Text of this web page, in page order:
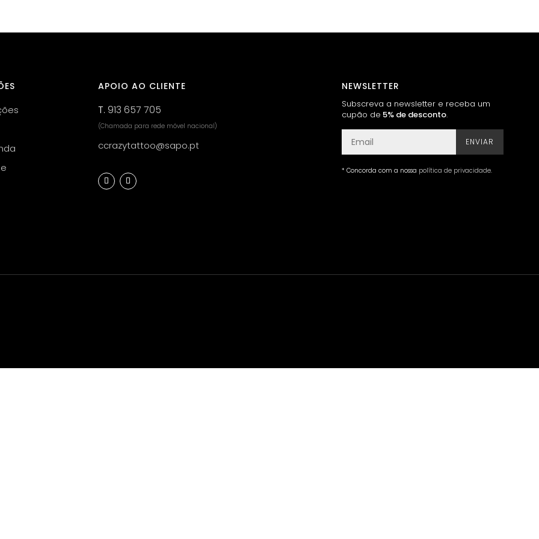
APOIO AO CLIENTE
T. 913 657 705
(Chamada para rede móvel nacional)
ccrazytattoo@sapo.pt
NEWSLETTER
Subscreva a newsletter e receba um
cupão de 5% de desconto.
ENVIAR
* Concorda com a nossa política de privacidade.